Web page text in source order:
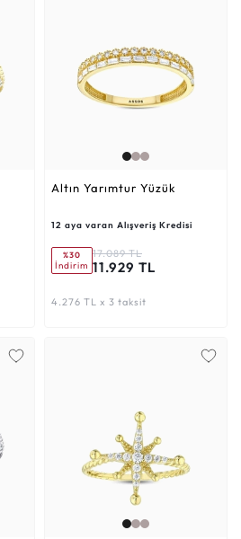
Altın Yarımtur Yüzük
12 aya varan Alışveriş Kredisi
%30
İndirim
17.089 TL
11.929 TL
4.276 TL x 3 taksit